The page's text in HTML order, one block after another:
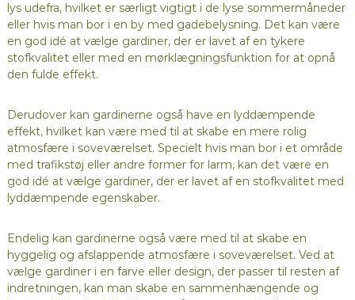
lys udefra, hvilket er særligt vigtigt i de lyse sommermåneder
eller hvis man bor i en by med gadebelysning. Det kan være
en god idé at vælge gardiner, der er lavet af en tykere
stofkvalitet eller med en mørklægningsfunktion for at opnå
den fulde effekt.
Derudover kan gardinerne også have en lyddæmpende
effekt, hvilket kan være med til at skabe en mere rolig
atmosfære i soveværelset. Specielt hvis man bor i et område
med trafikstøj eller andre former for larm, kan det være en
god idé at vælge gardiner, der er lavet af en stofkvalitet med
lyddæmpende egenskaber.
Endelig kan gardinerne også være med til at skabe en
hyggelig og afslappende atmosfære i soveværelset. Ved at
vælge gardiner i en farve eller design, der passer til resten af
indretningen, kan man skabe en sammenhængende og